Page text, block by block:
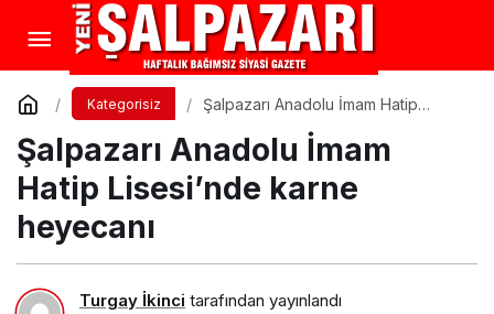
Kategorisiz
Şalpazarı Anadolu İmam Hatip
Şalpazarı Anadolu İmam
Hatip Lisesi’nde karne
heyecanı
Turgay İkinci tarafından yayınlandı